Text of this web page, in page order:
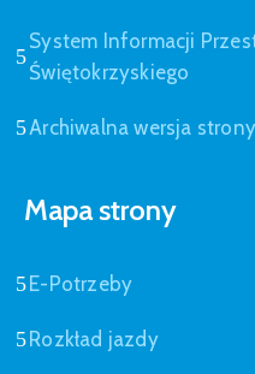
System Informacji
Świętokrzyskiego
Archiwalna wersja
Mapa strony
E-Potrzeby
Rozkład jazdy